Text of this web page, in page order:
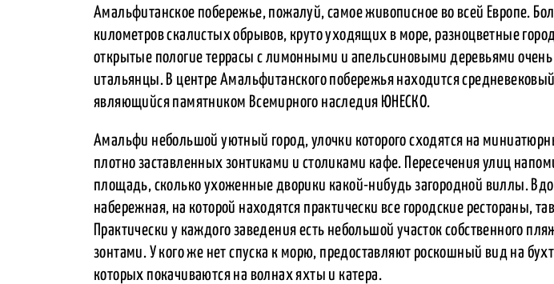
Амальфитанское побережье, пожалуй, самое живописное во всей Европе.
километров скалистых обрывов, круто уходящих в море, разноцветные
открытые пологие террасы с лимонными и апельсиновыми деревьями
итальянцы. В центре Амальфитанского побережья находится
являющийся памятником Всемирного наследия ЮНЕСКО.
Амальфи небольшой уютный город, улочки которого сходятся на
плотно заставленных зонтиками и столиками кафе. Пересечения улиц
площадь, сколько ухоженные дворики какой-нибудь загородной виллы.
набережная, на которой находятся практически все городские рестораны,
Практически у каждого заведения есть небольшой участок собственного
зонтами. У кого же нет спуска к морю, предоставляют роскошный вид на
которых покачиваются на волнах яхты и катера.